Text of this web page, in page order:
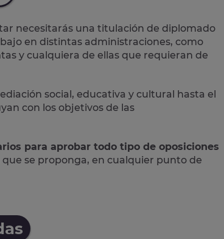
necesitarás una titulación de diplomado
en distintas administraciones, como
y cualquiera de ellas que requieran de
social, educativa y cultural hasta el
con los objetivos de las
para aprobar todo tipo de oposiciones
se proponga, en cualquier punto de